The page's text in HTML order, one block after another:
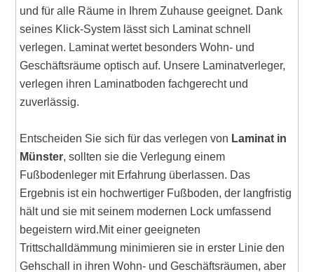
und für alle Räume in Ihrem Zuhause geeignet. Dank
seines Klick-System lässt sich Laminat schnell
verlegen. Laminat wertet besonders Wohn- und
Geschäftsräume optisch auf. Unsere Laminatverleger,
verlegen ihren Laminatboden fachgerecht und
zuverlässig.
Entscheiden Sie sich für das verlegen von Laminat in
Münster, sollten sie die Verlegung einem
Fußbodenleger mit Erfahrung überlassen. Das
Ergebnis ist ein hochwertiger Fußboden, der langfristig
hält und sie mit seinem modernen Lock umfassend
begeistern wird.Mit einer geeigneten
Trittschalldämmung minimieren sie in erster Linie den
Gehschall in ihren Wohn- und Geschäftsräumen, aber